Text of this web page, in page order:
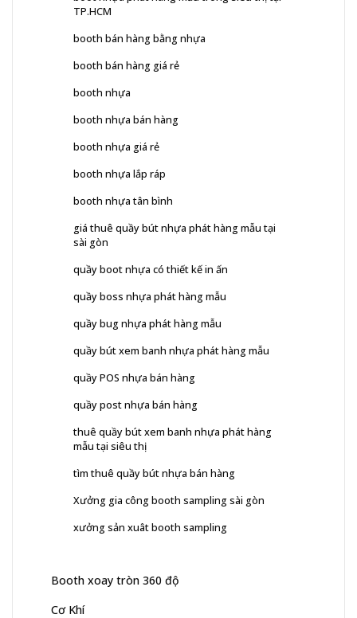
TP.HCM
booth bán hàng bằng nhựa
booth bán hàng giá rẻ
booth nhựa
booth nhựa bán hàng
booth nhựa giá rẻ
booth nhựa lắp ráp
booth nhựa tân bình
giá thuê quầy bút nhựa phát hàng mẫu tại
sài gòn
quầy boot nhựa có thiết kế in ấn
quầy boss nhựa phát hàng mẫu
quầy bug nhựa phát hàng mẫu
quầy bút xem banh nhựa phát hàng mẫu
quầy POS nhựa bán hàng
quầy post nhựa bán hàng
thuê quầy bút xem banh nhựa phát hàng
mẫu tại siêu thị
tìm thuê quầy bút nhựa bán hàng
Xưởng gia công booth sampling sài gòn
xưởng sản xuât booth sampling
Booth xoay tròn 360 độ
Cơ Khí